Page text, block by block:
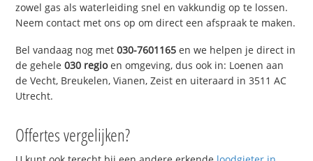
zowel gas als waterleiding snel en vakkundig op te lossen.
Neem contact met ons op om direct een afspraak te maken.
Bel vandaag nog met030-7601165 en we helpen je direct in
de gehele030 regioen omgeving, dus ook in: Loenen aan
de Vecht, Breukelen, Vianen, Zeist en uiteraard in 3511 AC
Utrecht.
Offertes vergelijken?